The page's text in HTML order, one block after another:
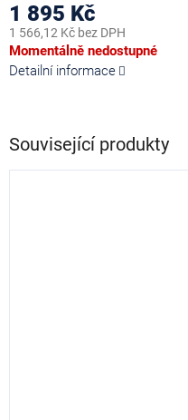
1 895 Kč
1 566,12 Kč bez DPH
Měrná
cena:
Momentálně nedostupné
Detailní informace
Související produkty